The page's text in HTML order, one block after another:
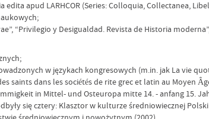
apud LARHCOR (Series: Colloquia, Collectanea,
“Privilegio y Desigualdad. Revista de Historia
w językach kongresowych (m.in. jak La vie
saints dans les sociétés de rite grec et latin au Moyen
in Mittel- und Osteuropa mitte 14. - anfang 15.
się cztery: Klasztor w kulturze średniowiecznej